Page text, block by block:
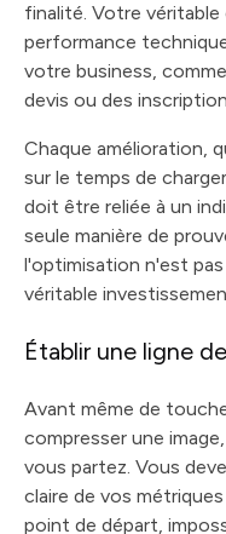
finalité. Votre
performance
votre business,
devis ou des
Chaque amélioration,
sur le temps de
doit être reliée à un
seule manière de
l'optimisation n'est pas
véritable
Établir une ligne
Avant même de
compresser une
vous partez. Vous
claire de vos
point de départ,